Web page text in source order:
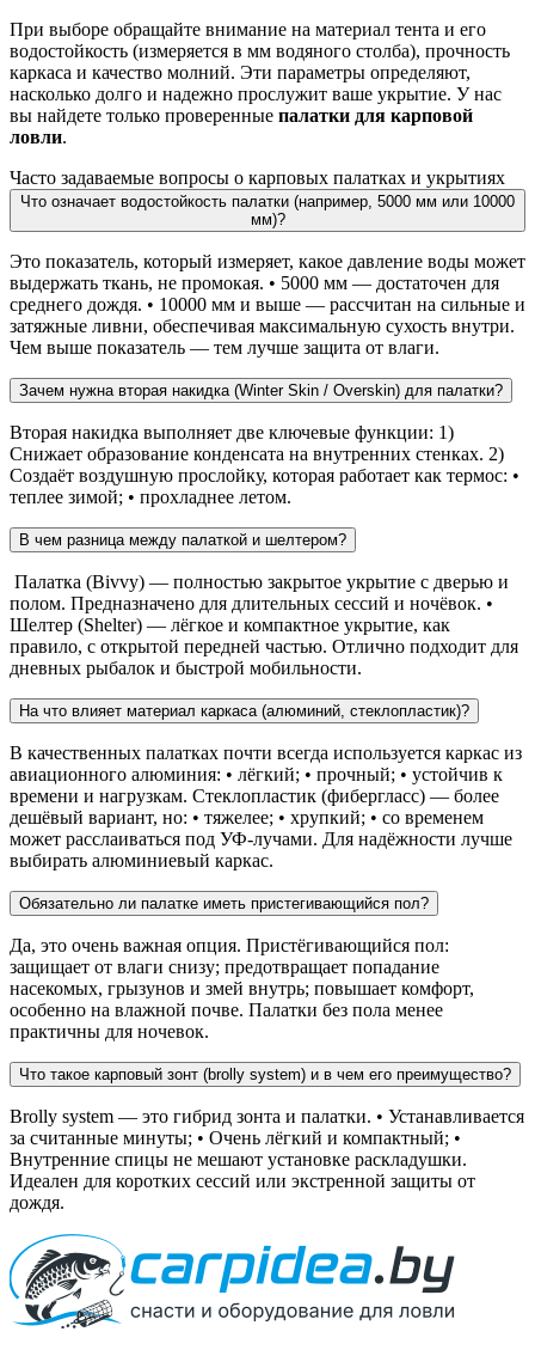
При выборе обращайте внимание на материал тента и его
водостойкость (измеряется в мм водяного столба), прочность
каркаса и качество молний. Эти параметры определяют,
насколько долго и надежно прослужит ваше укрытие. У нас
вы найдете только проверенные палатки для карповой
ловли.
Часто задаваемые вопросы о карповых палатках и укрытиях
Что означает водостойкость палатки (например, 5000 мм или 10000
мм)?
Это показатель, который измеряет, какое давление воды может
выдержать ткань, не промокая. • 5000 мм — достаточен для
среднего дождя. • 10000 мм и выше — рассчитан на сильные и
затяжные ливни, обеспечивая максимальную сухость внутри.
Чем выше показатель — тем лучше защита от влаги.
Зачем нужна вторая накидка (Winter Skin / Overskin) для палатки?
Вторая накидка выполняет две ключевые функции: 1)
Снижает образование конденсата на внутренних стенках. 2)
Создаёт воздушную прослойку, которая работает как термос: •
теплее зимой; • прохладнее летом.
В чем разница между палаткой и шелтером?
Палатка (Bivvy) — полностью закрытое укрытие с дверью и
полом. Предназначено для длительных сессий и ночёвок. •
Шелтер (Shelter) — лёгкое и компактное укрытие, как
правило, с открытой передней частью. Отлично подходит для
дневных рыбалок и быстрой мобильности.
На что влияет материал каркаса (алюминий, стеклопластик)?
В качественных палатках почти всегда используется каркас из
авиационного алюминия: • лёгкий; • прочный; • устойчив к
времени и нагрузкам. Стеклопластик (фибергласс) — более
дешёвый вариант, но: • тяжелее; • хрупкий; • со временем
может расслаиваться под УФ-лучами. Для надёжности лучше
выбирать алюминиевый каркас.
Обязательно ли палатке иметь пристегивающийся пол?
Да, это очень важная опция. Пристёгивающийся пол:
защищает от влаги снизу; предотвращает попадание
насекомых, грызунов и змей внутрь; повышает комфорт,
особенно на влажной почве. Палатки без пола менее
практичны для ночевок.
Что такое карповый зонт (brolly system) и в чем его преимущество?
Brolly system — это гибрид зонта и палатки. • Устанавливается
за считанные минуты; • Очень лёгкий и компактный; •
Внутренние спицы не мешают установке раскладушки.
Идеален для коротких сессий или экстренной защиты от
дождя.